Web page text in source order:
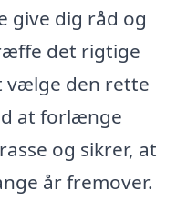
give dig råd og
det rigtige
vælge den rette
at forlænge
og sikrer, at
år fremover.